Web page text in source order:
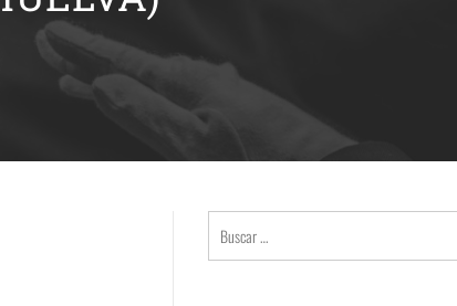
Buscar: